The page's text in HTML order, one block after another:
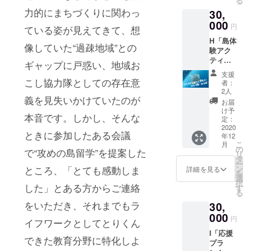
力的にまちづくりに関わっ
ている姿が見えてきて、想
像していた“過疎地域”との
ギャップに戸惑い、地域お
こし協力隊としての存在意
義を見失いかけていたのが
本音です。しかし、そんな
ときに参加したある会議
で“攻めの島留学”を提案した
ところ、「とても感動しま
した」とある方からご連絡
をいただき、それまでもラ
イフワークとしてとりくん
できた教育分野に特化しよ
ンにご
参加が
かなわ
ない場
合、
2021年
3月まで
にこち
らで
ビーチ
クリー
ンを実
施し、
お礼の
メッ
と報告
書を添
拾った
マイク
ロプラ
スチッ
クと
2月末ま
で ▶
ビーチ
クリー
ンにご
参加い
ただけ
る場合
は、
メール
にて日
程調整
をお願
いいた
しま
ビーチ
クリー
かなわ
ない場
合、
2021年
3月まで
沖泊海
浜公園
(奄美群
島国立
公園)で
調査し
た外来
植物に
ついて
まとめ
た「沖
泊外来
植物ブ
ラック
リス
（環境
省）
▶Tシャ
メージ
画像に
なりま
す。実
際とは
特産品
をお届
けしま
す！リ
クエス
トに
よって
は発送
元が複
数にな
る場合
があり
ます。
▶野菜
や果物
等、お
品に
季節が
異なり
ます。
発送が
遅くな
りに継
続的に
関わり
なが
ら、さ
まざま
な視点
から教
育につ
いて学
ぶ研修
に参加
できる
権利。
▶毎月
のコー
チング
の教育
につい
て理解
を深め
るオン
30,
000 円
H「島体
験アク
ティビ
ティ！
」+「A
～C」
▶沖永
良部の
魅力を
再発見
する体
験アク
ティビ
ティ
▶e.lab
の自然
習をサ
ポート
してく
ださる
feel it!
支援
者：
2人
お届
け予
定：
2020
年12
月
詳細を見る
こ
の
リ
タ
ー
ン
を
選
択
す
る
30,
000 円
I「応援
プラ